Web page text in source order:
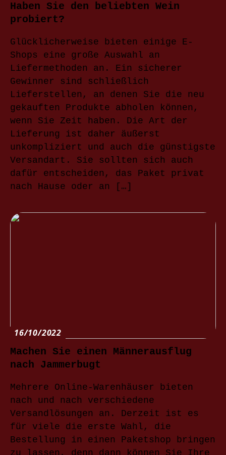
Haben Sie den beliebten Wein
probiert?
Glücklicherweise bieten einige E-
Shops eine große Auswahl an
Liefermethoden an. Ein sicherer
Gewinner sind schließlich
Lieferstellen, an denen Sie die neu
gekauften Produkte abholen können,
wenn Sie Zeit haben. Die Art der
Lieferung ist daher äußerst
unkompliziert und auch die günstigste
Versandart. Sie sollten sich auch
dafür entscheiden, das Paket privat
nach Hause oder an […]
16/10/2022
Machen Sie einen Männerausflug
nach Jammerbugt
Mehrere Online-Warenhäuser bieten
nach und nach verschiedene
Versandlösungen an. Derzeit ist es
für viele die erste Wahl, die
Bestellung in einen Paketshop bringen